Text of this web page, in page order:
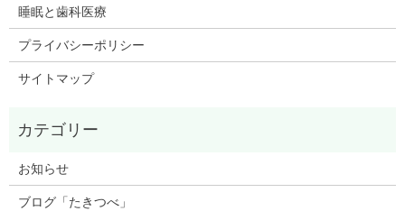
睡眠と歯科医療
プライバシーポリシー
サイトマップ
お知らせ
ブログ「たきつべ」